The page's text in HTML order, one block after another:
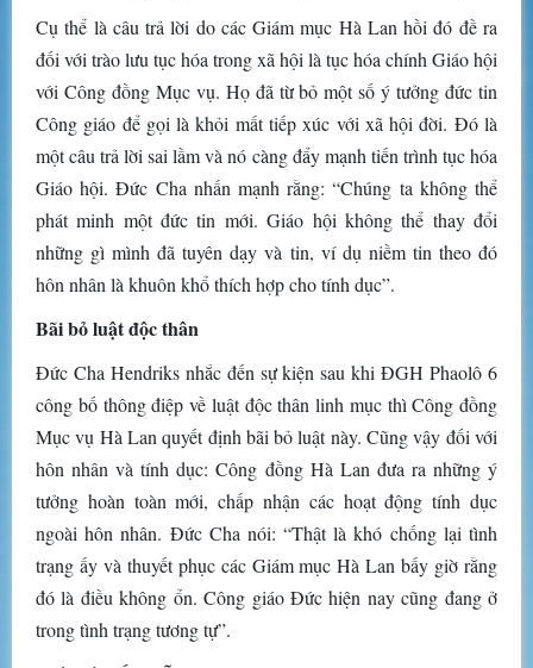
Cụ thể là câu trả lời do các Giám mục Hà Lan hồi đó đề ra
đối với trào lưu tục hóa trong xã hội là tục hóa chính Giáo hội
với Công đồng Mục vụ. Họ đã từ bỏ một số ý tưởng đức tin
Công giáo để gọi là khỏi mất tiếp xúc với xã hội đời. Đó là
một câu trả lời sai lầm và nó càng đẩy mạnh tiến trình tục hóa
Giáo hội. Đức Cha nhấn mạnh rằng: “Chúng ta không thể
phát minh một đức tin mới. Giáo hội không thể thay đổi
những gì mình đã tuyên dạy và tin, ví dụ niềm tin theo đó
hôn nhân là khuôn khổ thích hợp cho tính dục”.
Bãi bỏ luật độc thân
Đức Cha Hendriks nhắc đến sự kiện sau khi ĐGH Phaolô 6
công bố thông điệp về luật độc thân linh mục thì Công đồng
Mục vụ Hà Lan quyết định bãi bỏ luật này. Cũng vậy đối với
hôn nhân và tính dục: Công đồng Hà Lan đưa ra những ý
tưởng hoàn toàn mới, chấp nhận các hoạt động tính dục
ngoài hôn nhân. Đức Cha nói: “Thật là khó chống lại tình
trạng ấy và thuyết phục các Giám mục Hà Lan bấy giờ rằng
đó là điều không ổn. Công giáo Đức hiện nay cũng đang ở
trong tình trạng tương tự”.